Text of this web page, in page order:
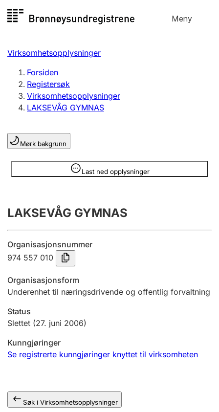
til
Meny
Registersøk
Aksjeselskap
Enkeltpersonforetak
Registrere, endre, slette
Lag og forening
Registrere, endre, slette
Innsending og forsinkelsesgebyr
Tinglysing
Jeger
Offentlig sektor
Virksomhetsopplysninger
Forsiden
Registersøk
Virksomhetsopplysninger
LAKSEVÅG GYMNAS
Mørk bakgrunn
Last ned opplysninger
Opplysninger er skjult
LAKSEVÅG GYMNAS
Organisasjonsnummer
974 557 010
Organisasjonsform
Underenhet til næringsdrivende og offentlig forvaltning
Status
Slettet (27. juni 2006)
Kunngjøringer
Se registrerte kunngjøringer knyttet til virksomheten
Søk i Virksomhetsopplysninger